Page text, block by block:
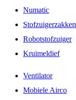
Numatic
Stofzuigerzakken
Robotstofzuiger
Kruimeldief
Ventilator
Mobiele Airco